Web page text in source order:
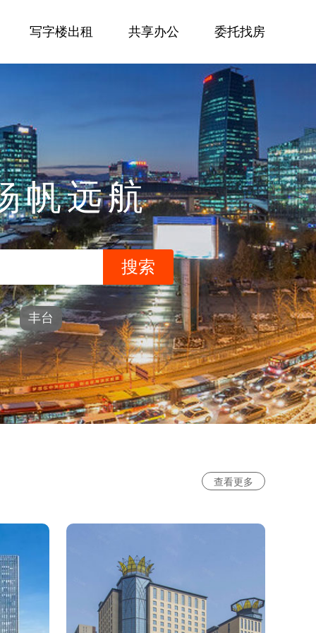
写字楼出租 共享办公 委托找房
帆远航
丰台
查看更多